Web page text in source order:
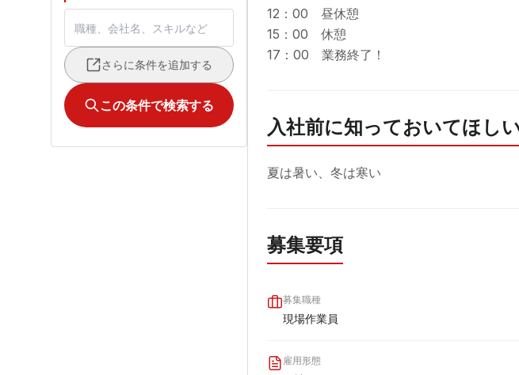
さらに条件を追加する
この条件で検索する
12：00　昼休憩
15：00　休憩
17：00　業務終了！
入社前に知っておいてほし
夏は暑い、冬は寒い
募集要項
募集職種
現場作業員
雇用形態